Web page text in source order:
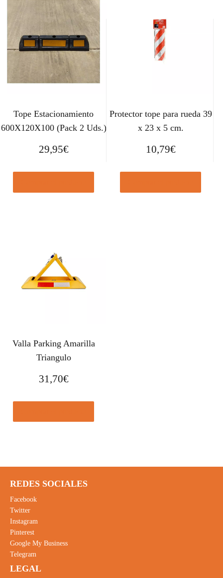
Tope Estacionamiento
600X120X100 (Pack 2 Uds.)
29,95€
Protector tope para rueda 39
x 23 x 5 cm.
10,79€
Valla Parking Amarilla
Triangulo
31,70€
REDES SOCIALES
Facebook
Twitter
Instagram
Pinterest
Google My Business
Telegram
LEGAL